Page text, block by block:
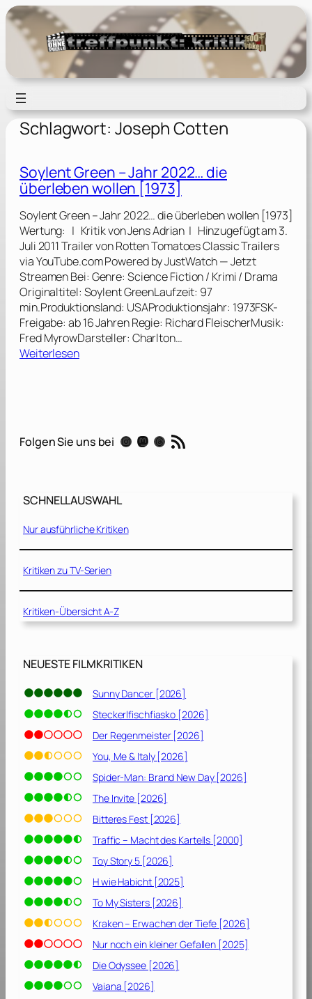
Zum
Inhalt
springen
Schlagwort: Joseph Cotten
Soylent Green – Jahr 2022… die
überleben wollen [1973]
Soylent Green – Jahr 2022… die überleben wollen [1973]
Wertung: | Kritik von Jens Adrian | Hinzugefügt am 3.
Juli 2011 Trailer von Rotten Tomatoes Classic Trailers
via YouTube.com Powered by JustWatch — Jetzt
Streamen Bei: Genre: Science Fiction / Krimi / Drama
Originaltitel: Soylent GreenLaufzeit: 97
min.Produktionsland: USAProduktionsjahr: 1973FSK-
Freigabe: ab 16 Jahren Regie: Richard FleischerMusik:
Fred MyrowDarsteller: Charlton…
Weiterlesen:
n
e
n
–
J
r
2
2
…
i
e
ü
e
r
l
e
b
e
n
w
o
l
e
n
[
Folgen Sie uns bei Instagram Mastodon Threads RSS-Feed
SCHNELLAUSWAHL
Nur ausführliche Kritiken
Kritiken zu TV-Serien
Kritiken-Übersicht A-Z
NEUESTE FILMKRITIKEN
Sunny Dancer [2026]
Steckerlfischfiasko [2026]
Der Regenmeister [2026]
You, Me & Italy [2026]
Spider-Man: Brand New Day [2026]
The Invite [2026]
Bitteres Fest [2026]
Traffic – Macht des Kartells [2000]
Toy Story 5 [2026]
H wie Habicht [2025]
To My Sisters [2026]
Kraken – Erwachen der Tiefe [2026]
Nur noch ein kleiner Gefallen [2025]
Die Odyssee [2026]
Vaiana [2026]